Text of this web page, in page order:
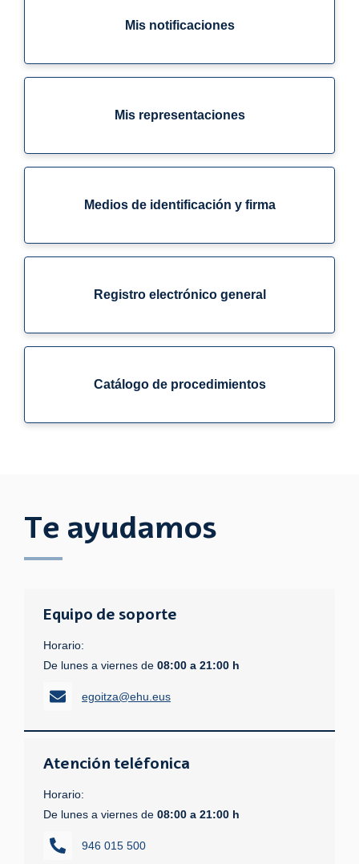
Mis notificaciones
Mis representaciones
Medios de identificación y firma
Registro electrónico general
Catálogo de procedimientos
Te ayudamos
Equipo de soporte
Horario:
De lunes a viernes de 08:00 a 21:00 h
egoitza@ehu.eus
Atención teléfonica
Horario:
De lunes a viernes de 08:00 a 21:00 h
946 015 500